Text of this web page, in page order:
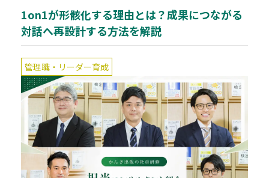
1on1が形骸化する理由とは？成果につながる
対話へ再設計する方法を解説
管理職・リーダー育成